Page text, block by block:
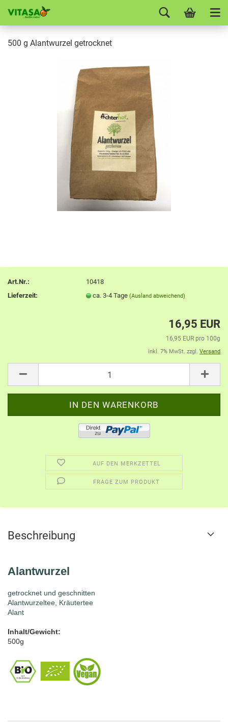
500 g Alantwurzel getrocknet
Art.Nr.:
10418
Lieferzeit:
ca. 3-4 Tage(Ausland abweichend)
16,95 EUR
16,95 EUR pro 100g
inkl. 7% MwSt. zzgl. Versand
AUF DEN MERKZETTEL
FRAGE ZUM PRODUKT
Beschreibung
Alantwurzel
getrocknet und geschnitten
Alantwurzeltee, Kräutertee
Alant
Inhalt/Gewicht:
500g